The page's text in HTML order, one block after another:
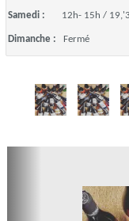
Samedi : 12h- 15h /
Dimanche : Fermé